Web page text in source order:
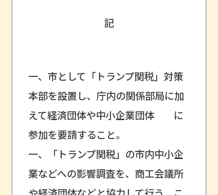
記
一、市として「トランプ関税」対策
本部を設置し、庁内の関係部局に加
えて経済団体や中小企業団体 に
参加を要請すること。
一、「トランプ関税」の市内中小企
業などへの影響調査を、商工会議所